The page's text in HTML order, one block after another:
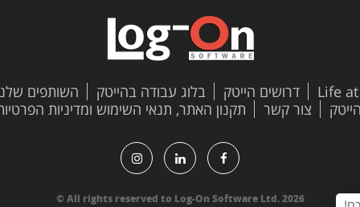
Life דרושים הייטק בלוג עבודה בהייטק
השותפים
צור קשר תקנון האתר, תנאי השימוש ומדיניות
All rights reserved to Log-On Software Ltd. 2026 ©